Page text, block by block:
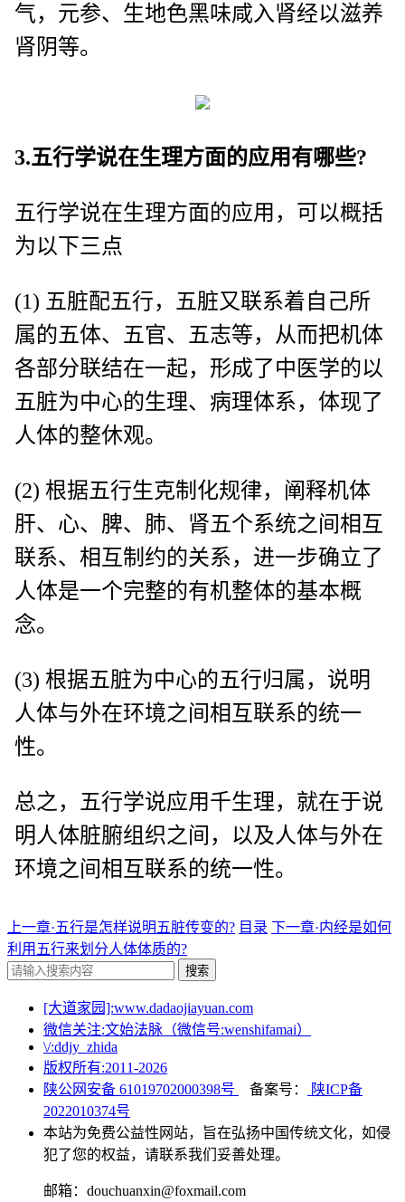
气，元参、生地色黑味咸入肾经以滋养
肾阴等。
3.五行学说在生理方面的应用有哪些?
五行学说在生理方面的应用，可以概括
为以下三点
(1) 五脏配五行，五脏又联系着自己所
属的五体、五官、五志等，从而把机体
各部分联结在一起，形成了中医学的以
五脏为中心的生理、病理体系，体现了
人体的整休观。
(2) 根据五行生克制化规律，阐释机体
肝、心、脾、肺、肾五个系统之间相互
联系、相互制约的关系，进一步确立了
人体是一个完整的有机整体的基本概
念。
(3) 根据五脏为中心的五行归属，说明
人体与外在环境之间相互联系的统一
性。
总之，五行学说应用千生理，就在于说
明人体脏腑组织之间，以及人体与外在
环境之间相互联系的统一性。
上一章·五行是怎样说明五脏传变的? 目录 下一章·内经是如何
利用五行来划分人体体质的?
搜索
[大道家园]:www.dadaojiayuan.com
微信关注:文始法脉（微信号:wenshifamai）
\/:ddjy_zhida
版权所有:2011-2026
陕公网安备 61019702000398号
备案号：
陕ICP备
2022010374号
本站为免费公益性网站，旨在弘扬中国传统文化，如侵
犯了您的权益，请联系我们妥善处理。
邮箱：douchuanxin@foxmail.com